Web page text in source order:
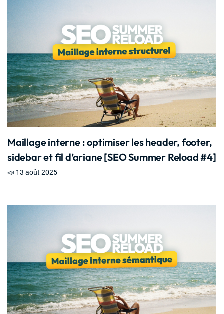
Maillage interne : optimiser les header, footer,
sidebar et fil d’ariane [SEO Summer Reload #4]
📣 13 août 2025